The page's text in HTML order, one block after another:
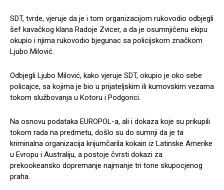
SDT, tvrde, vjeruje da je i tom organizacijom rukovodio odbjegli
šef kavačkog klana Radoje Zvicer, a da je osumnjičenu ekipu
okupio i njima rukovodio bjegunac sa policijskom značkom
Ljubo Milović.
Odbjegli Ljubo Milović, kako vjeruje SDT, okupio je oko sebe
policajce, sa kojima je bio u prijateljskim ili kumovskim vezama
tokom službovanja u Kotoru i Podgorici.
Na osnovu podataka EUROPOL-a, ali i dokaza koje su prikupili
tokom rada na predmetu, došlo su do sumnji da je ta
kriminalna organizacija krijumčarila kokain iz Latinske Amerike
u Evropu i Australiju, a postoje čvrsti dokazi za
prekookeansko dopremanje najmanje tri tone skupocjenog
praha.